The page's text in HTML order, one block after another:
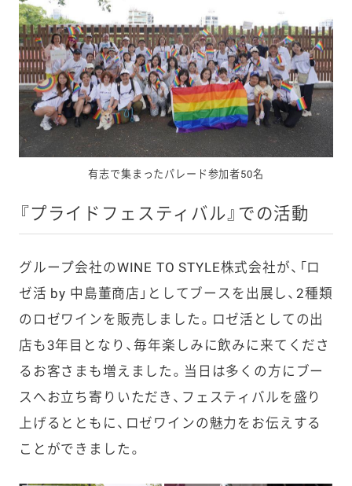
有志で集まったパレード参加者50名
『プライドフェスティバル』での活動
グループ会社のWINE TO STYLE株式会社が、「ロ
ゼ活 by 中島董商店」としてブースを出展し、2種類
のロゼワインを販売しました。ロゼ活としての出
店も3年目となり、毎年楽しみに飲みに来てくださ
るお客さまも増えました。当日は多くの方にブー
スへお立ち寄りいただき、フェスティバルを盛り
上げるとともに、ロゼワインの魅力をお伝えする
ことができました。